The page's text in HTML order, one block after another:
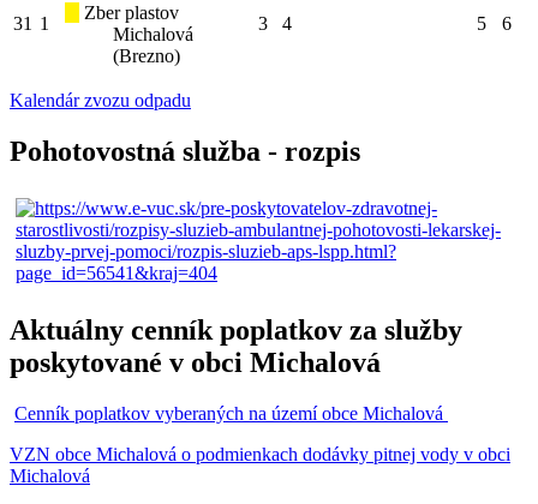
31 1
Zber plastov
Michalová
(Brezno)
3 4 5 6
Kalendár zvozu odpadu
Pohotovostná služba - rozpis
Aktuálny cenník poplatkov za služby
poskytované v obci Michalová
Cenník poplatkov vyberaných na území obce Michalová
VZN obce Michalová o podmienkach dodávky pitnej vody v obci
Michalová